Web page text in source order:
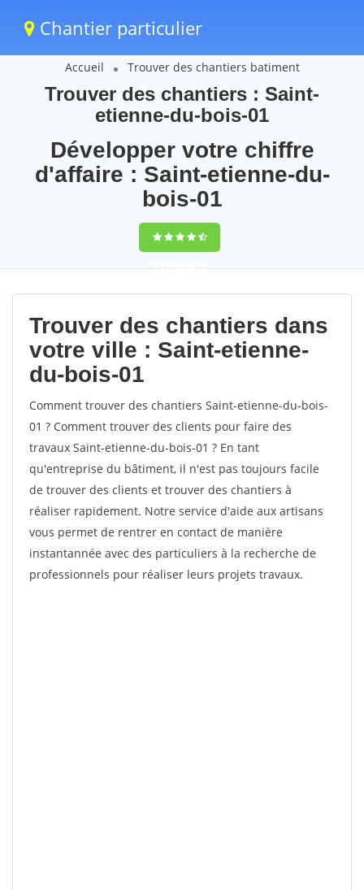
Chantier particulier
Accueil Trouver des chantiers batiment
Trouver des chantiers : Saint-
etienne-du-bois-01
Développer votre chiffre
d'affaire : Saint-etienne-du-
bois-01
9,5(100%)78
votes
Trouver des chantiers dans
votre ville : Saint-etienne-
du-bois-01
Comment trouver des chantiers Saint-etienne-du-bois-
01 ? Comment trouver des clients pour faire des
travaux Saint-etienne-du-bois-01 ? En tant
qu'entreprise du bâtiment, il n'est pas toujours facile
de trouver des clients et trouver des chantiers à
réaliser rapidement. Notre service d'aide aux artisans
vous permet de rentrer en contact de manière
instantannée avec des particuliers à la recherche de
professionnels pour réaliser leurs projets travaux.